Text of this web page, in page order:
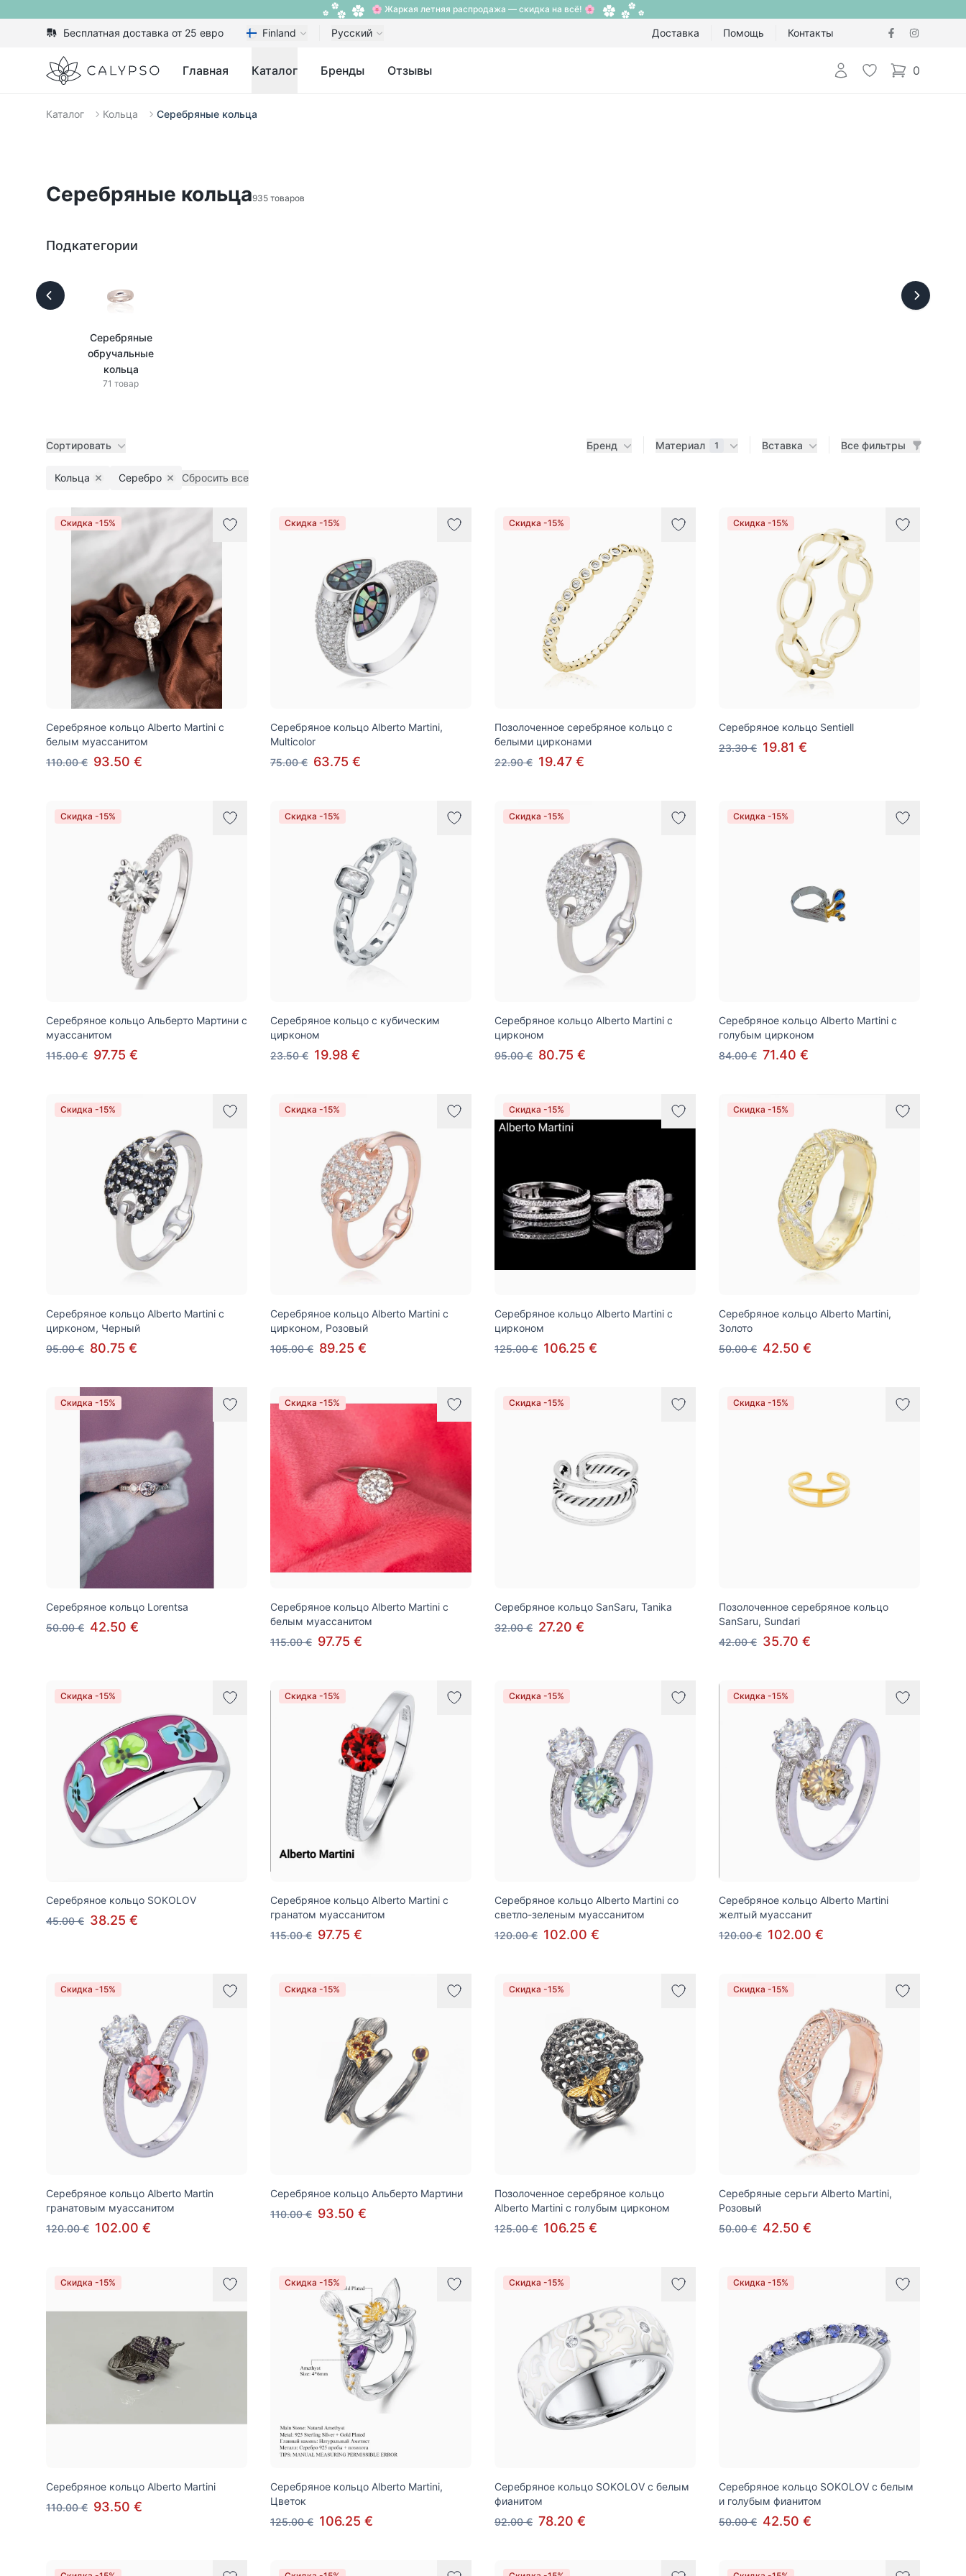
🌸 Жаркая летняя распродажа — скидка на всё! 🌸
Бесплатная доставка от 25 евро Finland Русский Доставка Помощь Контакты
Calypso Главная Каталог Бренды Отзывы Авторизоваться
Избранное
0
items in cart,
Каталог Кольца Серебряные кольца
Серебряные кольца935 товаров
Подкатегории
Серебряные
обручальные
кольца
71 товар
Сортировать Бренд Материал 1 Вставка Все фильтры
Кольца Remove filter
Серебро Remove filter
Сбросить все
Товары
Скидка -15%
Серебряное кольцо Alberto Martini с
белым муассанитом
110.00 € 93.50 €
Скидка -15%
Серебряное кольцо Alberto Martini,
Multicolor
75.00 € 63.75 €
Скидка -15%
Позолоченное серебряное кольцо с
белыми цирконами
22.90 € 19.47 €
Скидка -15%
Серебряное кольцо Sentiell
23.30 € 19.81 €
Скидка -15%
Серебряное кольцо Альберто Мартини с
муассанитом
115.00 € 97.75 €
Скидка -15%
Серебряное кольцо с кубическим
цирконом
23.50 € 19.98 €
Скидка -15%
Серебряное кольцо Alberto Martini с
цирконом
95.00 € 80.75 €
Скидка -15%
Серебряное кольцо Alberto Martini с
голубым цирконом
84.00 € 71.40 €
Скидка -15%
Серебряное кольцо Alberto Martini с
цирконом, Черный
95.00 € 80.75 €
Скидка -15%
Серебряное кольцо Alberto Martini с
цирконом, Розовый
105.00 € 89.25 €
Скидка -15%
Серебряное кольцо Alberto Martini с
цирконом
125.00 € 106.25 €
Скидка -15%
Серебряное кольцо Alberto Martini,
Золото
50.00 € 42.50 €
Скидка -15%
Серебряное кольцо Lorentsa
50.00 € 42.50 €
Скидка -15%
Серебряное кольцо Alberto Martini с
белым муассанитом
115.00 € 97.75 €
Скидка -15%
Серебряное кольцо SanSaru, Tanika
32.00 € 27.20 €
Скидка -15%
Позолоченное серебряное кольцо
SanSaru, Sundari
42.00 € 35.70 €
Скидка -15%
Серебряное кольцо SOKOLOV
45.00 € 38.25 €
Скидка -15%
Серебряное кольцо Alberto Martini с
гранатом муассанитом
115.00 € 97.75 €
Скидка -15%
Серебряное кольцо Alberto Martini со
светло-зеленым муассанитом
120.00 € 102.00 €
Скидка -15%
Серебряное кольцо Alberto Martini
желтый муассанит
120.00 € 102.00 €
Скидка -15%
Серебряное кольцо Alberto Martin
гранатовым муассанитом
120.00 € 102.00 €
Скидка -15%
Серебряное кольцо Альберто Мартини
110.00 € 93.50 €
Скидка -15%
Позолоченное серебряное кольцо
Alberto Martini с голубым цирконом
125.00 € 106.25 €
Скидка -15%
Серебряные серьги Alberto Martini,
Розовый
50.00 € 42.50 €
Скидка -15%
Серебряное кольцо Alberto Martini
110.00 € 93.50 €
Скидка -15%
Серебряное кольцо Alberto Martini,
Цветок
125.00 € 106.25 €
Скидка -15%
Серебряное кольцо SOKOLOV с белым
фианитом
92.00 € 78.20 €
Скидка -15%
Серебряное кольцо SOKOLOV с белым
и голубым фианитом
50.00 € 42.50 €